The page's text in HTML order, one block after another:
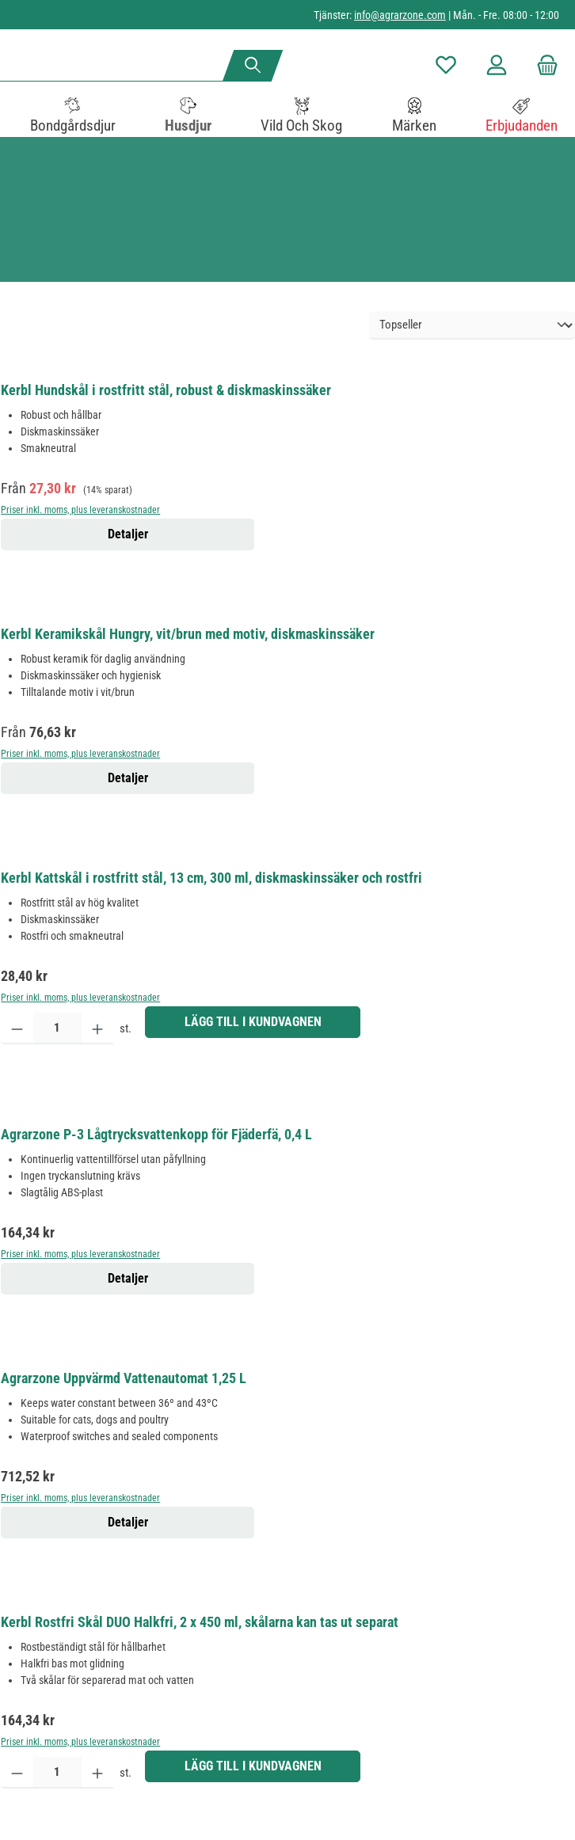
Tjänster: info@agrarzone.com | Mån. - Fre. 08:00 - 12:00
Du har 0 objekt i
Bondgårdsdjur Husdjur Vild Och Skog Märken Erbjudanden
Kerbl Hundskål i rostfritt stål, robust & diskmaskinssäker
Robust och hållbar
Diskmaskinssäker
Smakneutral
Försäljningspris:
Från27,30 kr Ordinarie pris:
(14% sparat)
Priser inkl. moms, plus leveranskostnader
Detaljer
Kerbl Keramikskål Hungry, vit/brun med motiv, diskmaskinssäker
Robust keramik för daglig användning
Diskmaskinssäker och hygienisk
Tilltalande motiv i vit/brun
Ordinarie pris:
Från76,63 kr
Priser inkl. moms, plus leveranskostnader
Detaljer
Kerbl Kattskål i rostfritt stål, 13 cm, 300 ml, diskmaskinssäker och rostfri
Rostfritt stål av hög kvalitet
Diskmaskinssäker
Rostfri och smakneutral
Ordinarie pris:
28,40 kr
Priser inkl. moms, plus leveranskostnader
Produktkvantitet: Ange önskat belopp eller använd knapparna för att öka eller minska kvantiteten.
st. LÄGG TILL I KUNDVAGNEN
Agrarzone P-3 Lågtrycksvattenkopp för Fjäderfä, 0,4 L
Kontinuerlig vattentillförsel utan påfyllning
Ingen tryckanslutning krävs
Slagtålig ABS-plast
Ordinarie pris:
164,34 kr
Priser inkl. moms, plus leveranskostnader
Detaljer
Agrarzone Uppvärmd Vattenautomat 1,25 L
Keeps water constant between 36º and 43ºC
Suitable for cats, dogs and poultry
Waterproof switches and sealed components
Ordinarie pris:
712,52 kr
Priser inkl. moms, plus leveranskostnader
Detaljer
Kerbl Rostfri Skål DUO Halkfri, 2 x 450 ml, skålarna kan tas ut separat
Rostbeständigt stål för hållbarhet
Halkfri bas mot glidning
Två skålar för separerad mat och vatten
Ordinarie pris:
164,34 kr
Priser inkl. moms, plus leveranskostnader
Produktkvantitet: Ange önskat belopp eller använd knapparna för att öka eller minska kvantiteten.
st. LÄGG TILL I KUNDVAGNEN